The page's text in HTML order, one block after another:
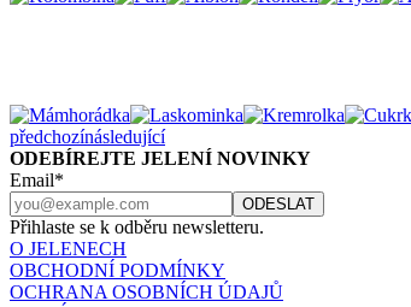
předchozínásledující
ODEBÍREJTE JELENÍ NOVINKY
Email*
Přihlaste se k odběru newsletteru.
O JELENECH
OBCHODNÍ PODMÍNKY
OCHRANA OSOBNÍCH ÚDAJŮ